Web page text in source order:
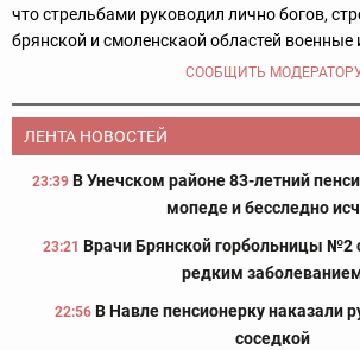
что стрельбами руководил лично богов,
брянской и смоленскаой областей военные
СООБЩИТЬ
ЛЕНТА НОВОСТЕЙ
23:39 В Унечском районе 83-летний
мопеде и бесследно
23:21 Врачи Брянской горбольницы №2
редким
22:56 В Навле пенсионерку наказали
соседкой